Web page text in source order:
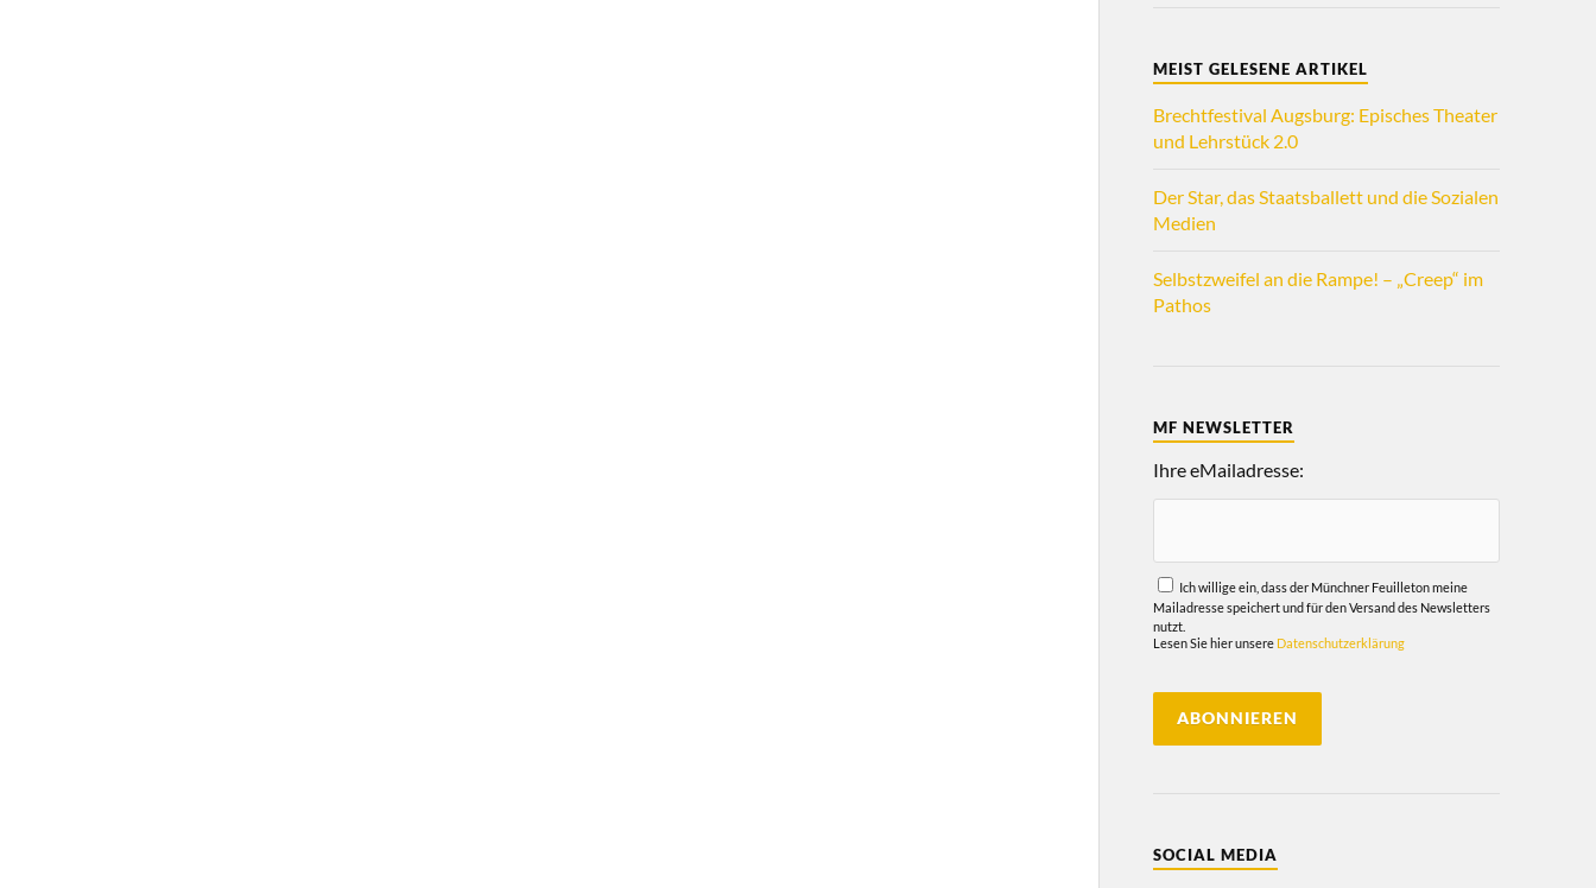
MEIST GELESENE ARTIKEL
Brechtfestival Augsburg: Episches Theater
und Lehrstück 2.0
Der Star, das Staatsballett und die Sozialen
Medien
Selbstzweifel an die Rampe! – „Creep“ im
Pathos
MF NEWSLETTER
Ihre eMailadresse:
Ich willige ein, dass der Münchner Feuilleton meine
Mailadresse speichert und für den Versand des Newsletters
nutzt.
Lesen Sie hier unsere Datenschutzerklärung
SOCIAL MEDIA